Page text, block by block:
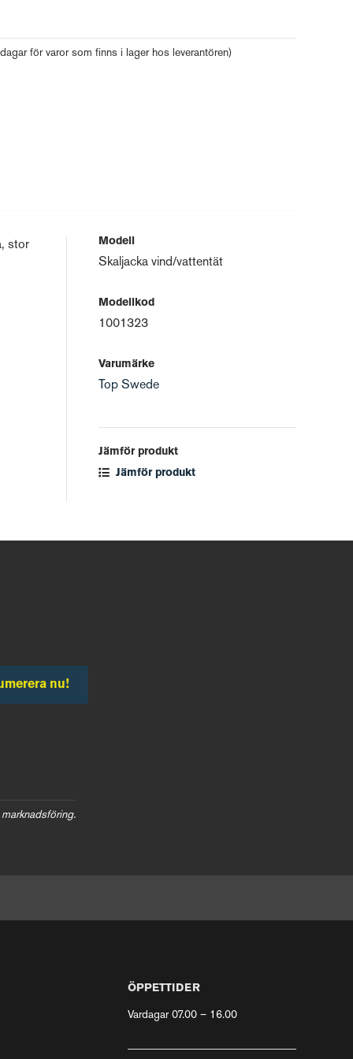
för varor som finns i lager hos leverantören)
stor
Modell
Skaljacka vind/vattentät
Modellkod
1001323
Varumärke
Top Swede
Jämför produkt
Jämför produkt
nu!
ÖPPETTIDER
Vardagar 07.00 – 16.00